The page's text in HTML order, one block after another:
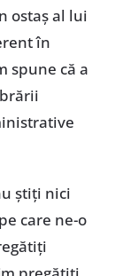
ostaș al lui
în
spune că a
știți nici
care ne-o